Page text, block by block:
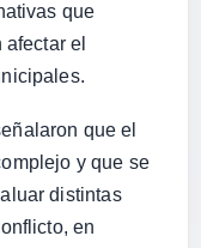
que
el
que el
y que se
distintas
en